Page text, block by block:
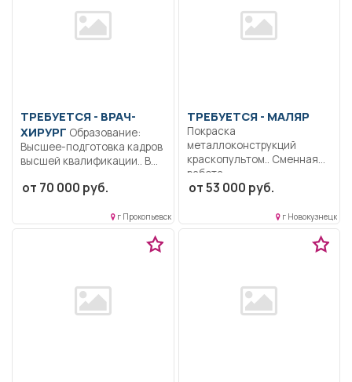
ТРЕБУЕТСЯ - ВРАЧ-
ХИРУРГ
Высшее-подготовка кадров
высшей квалификации.. В
должностной...
от 70 000 руб.
г Прокопьевск
ТРЕБУЕТСЯ - МАЛЯР
Покраска
металлоконструкций
краскопультом.. Сменная
работа..
от 53 000 руб.
г Новокузнецк